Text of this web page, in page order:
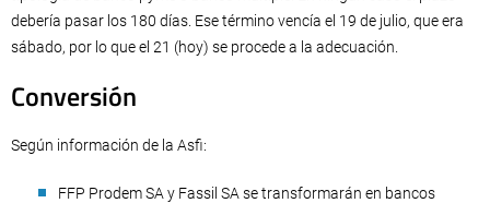
debería pasar los 180 días. Ese término vencía el 19 de julio, que era
sábado, por lo que el 21 (hoy) se procede a la adecuación.
Conversión
Según información de la Asfi:
FFP Prodem SA y Fassil SA se transformarán en bancos